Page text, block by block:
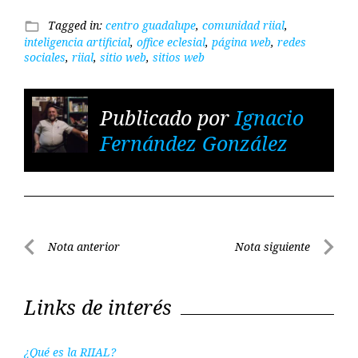
folder_open Tagged in: centro guadalupe, comunidad riial,
inteligencia artificial, office eclesial, página web, redes
sociales, riial, sitio web, sitios web
Publicado porIgnacio
Fernández González
Navegación
Nota anterior Nota siguiente
Links de interés
¿Qué es la RIIAL?